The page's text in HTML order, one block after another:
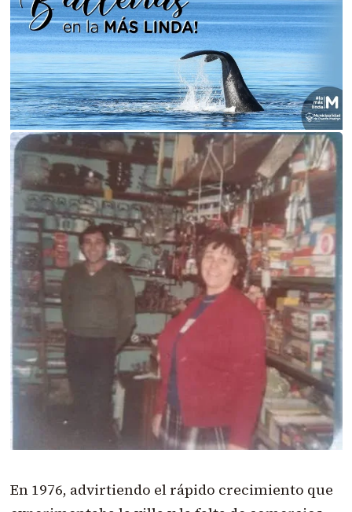
En 1976, advirtiendo el rápido crecimiento que